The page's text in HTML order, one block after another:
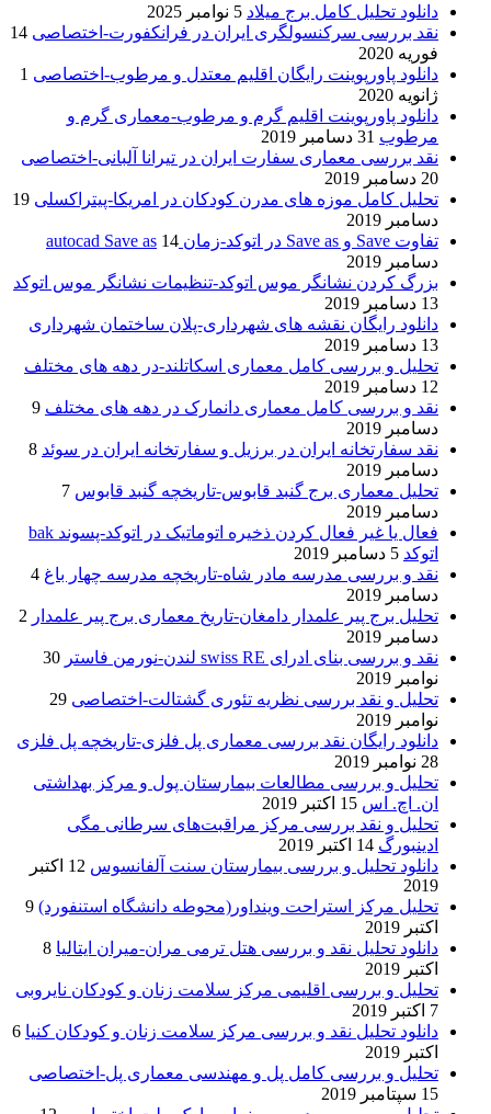
دانلود تحلیل کامل برج میلاد 5 نوامبر 2025
نقد بررسی سرکنسولگری ایران در فرانکفورت-اختصاصی 14
فوریه 2020
دانلود پاورپوینت رایگان اقلیم معتدل و مرطوب-اختصاصی 1
ژانویه 2020
دانلود پاورپوینت اقلیم گرم و مرطوب-معماری گرم و
مرطوب 31 دسامبر 2019
نقد بررسی معماری سفارت ایران در تیرانا آلبانی-اختصاصی
20 دسامبر 2019
تحلیل کامل موزه های مدرن کودکان در امریکا-پیتراکسلی 19
دسامبر 2019
تفاوت Save و Save as در اتوکد-زمان autocad Save as
14
دسامبر 2019
بزرگ کردن نشانگر موس اتوکد-تنظیمات نشانگر موس اتوکد
13 دسامبر 2019
دانلود رایگان نقشه های شهرداری-پلان ساختمان شهرداری
13 دسامبر 2019
تحلیل و بررسی کامل معماری اسکاتلند-در دهه های مختلف
12 دسامبر 2019
نقد و بررسی کامل معماری دانمارک در دهه های مختلف 9
دسامبر 2019
نقد سفارتخانه ایران در برزیل و سفارتخانه ایران در سوئد 8
دسامبر 2019
تحلیل معماری برج گنبد قابوس-تاریخچه گنبد قابوس 7
دسامبر 2019
فعال یا غیر فعال کردن ذخیره اتوماتیک در اتوکد-پسوند bak
اتوکد 5 دسامبر 2019
نقد و بررسی مدرسه مادر شاه-تاریخچه مدرسه چهار باغ 4
دسامبر 2019
تحلیل برج پیر علمدار دامغان-تاریخ معماری برج پیر علمدار 2
دسامبر 2019
نقد و بررسی بنای ادرای swiss RE لندن-نورمن فاستر
30
نوامبر 2019
تحلیل و نقد بررسی نظریه تئوری گشتالت-اختصاصی 29
نوامبر 2019
دانلود رایگان نقد بررسی معماری پل فلزی-تاریخچه پل فلزی
28 نوامبر 2019
تحلیل و بررسی مطالعات بیمارستان پول و مرکز بهداشتی
ان. اچ. اس 15 اکتبر 2019
تحلیل و نقد بررسی مرکز مراقبت‌های سرطانی مگی
ادینبورگ 14 اکتبر 2019
دانلود تحلیل و بررسی بیمارستان سنت آلفانسوس
12 اکتبر
2019
تحلیل مرکز استراحت وینداور(محوطه دانشگاه استنفورد) 9
اکتبر 2019
دانلود تحلیل نقد و بررسی هتل ترمی مران-میران ایتالیا 8
اکتبر 2019
تحلیل و بررسی اقلیمی مرکز سلامت زنان و کودکان نایروبی
7 اکتبر 2019
دانلود تحلیل نقد و بررسی مرکز سلامت زنان و کودکان کنیا 6
اکتبر 2019
تحلیل و بررسی کامل پل و مهندسی معماری پل-اختصاصی
15 سپتامبر 2019